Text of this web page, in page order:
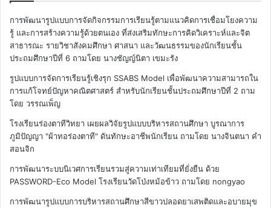
การพัฒนารูปแบบการจัดกิจกรรมการเรียนรู้ตามแนวคิดการเชื่อมโยงความ
รู้ และการสร้างความรู้ด้วยตนเอง ที่ส่งเสริมทักษะการคิดวิเคราะห์และจิต
สาธารณะ รายวิชาสังคมศึกษา ศาสนา และวัฒนธรรมของนักเรียนชั้น
ประถมศึกษาปีที่ 6 ถามโดย นางชัญญ์นิตา เขมะรัง
รูปแบบการจัดการเรียนรู้เชิงรุก SSABS Model เพื่อพัฒนาความสามารถใน
การแก้โจทย์ปัญหาคณิตศาสตร์ สำหรับนักเรียนชั้นประถมศึกษาปีที่ 2 ถาม
โดย วรรณเพ็ญ
โรงเรียนร่องตาทีวิทยา เผยผลวิจัยรูปแบบบริหารสถานศึกษา บูรณาการ
ภูมิปัญญา "ผ้าทอร่องตาที" ดันทักษะอาชีพนักเรียน ถามโดย นางจินตนา คำ
สอนจิก
การพัฒนาระบบนิเวศการเรียนรวมสู่ความเท่าเทียมที่ยั่งยืน ด้วย
PASSWORD-Eco Model โรงเรียนวัดโป่งหม้อข้าว ถามโดย nongyao
การพัฒนารูปแบบการบริหารสถานศึกษาสีขาวปลอดยาเสพติดและอบายมุข